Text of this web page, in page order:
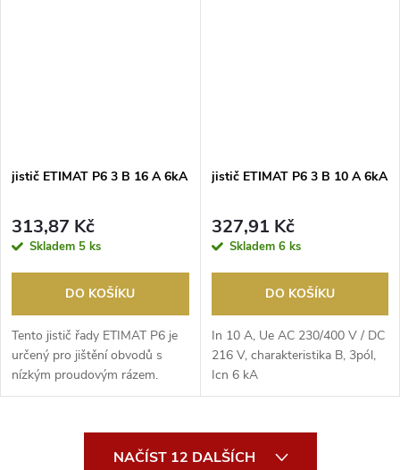
jistič ETIMAT P6 3 B 16 A 6kA
313,87 Kč
Skladem 5 ks
DO KOŠÍKU
Tento jistič řady ETIMAT P6 je
určený pro jištění obvodů s
nízkým proudovým rázem.
jistič ETIMAT P6 3 B 10 A 6kA
327,91 Kč
Skladem 6 ks
DO KOŠÍKU
In 10 A, Ue AC 230/400 V / DC
216 V, charakteristika B, 3pól,
Icn 6 kA
NAČÍST 12 DALŠÍCH